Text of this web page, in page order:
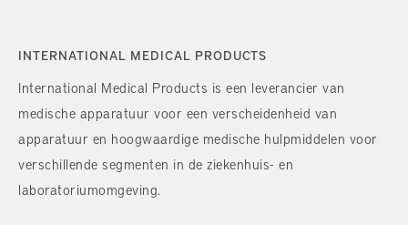
INTERNATIONAL MEDICAL PRODUCTS
International Medical Products is een leverancier van
medische apparatuur voor een verscheidenheid van
apparatuur en hoogwaardige medische hulpmiddelen voor
verschillende segmenten in de ziekenhuis- en
laboratoriumomgeving.